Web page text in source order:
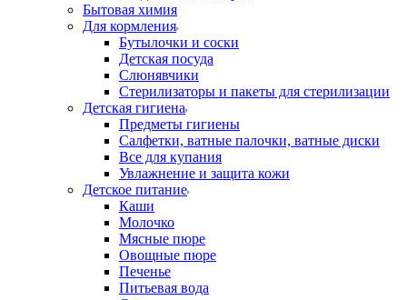
Бытовая химия
Для кормления
Бутылочки и соски
Детская посуда
Слюнявчики
Стерилизаторы и пакеты для стерилизации
Детская гигиена
Предметы гигиены
Салфетки, ватные палочки, ватные диски
Все для купания
Увлажнение и защита кожи
Детское питание
Каши
Молочко
Мясные пюре
Овощные пюре
Печенье
Питьевая вода